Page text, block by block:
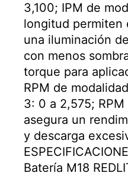
3,100; IPM de
longitud permiten
una iluminación
con menos
torque para
RPM de
3: 0 a 2,575;
asegura un
y descarga
Batería M18